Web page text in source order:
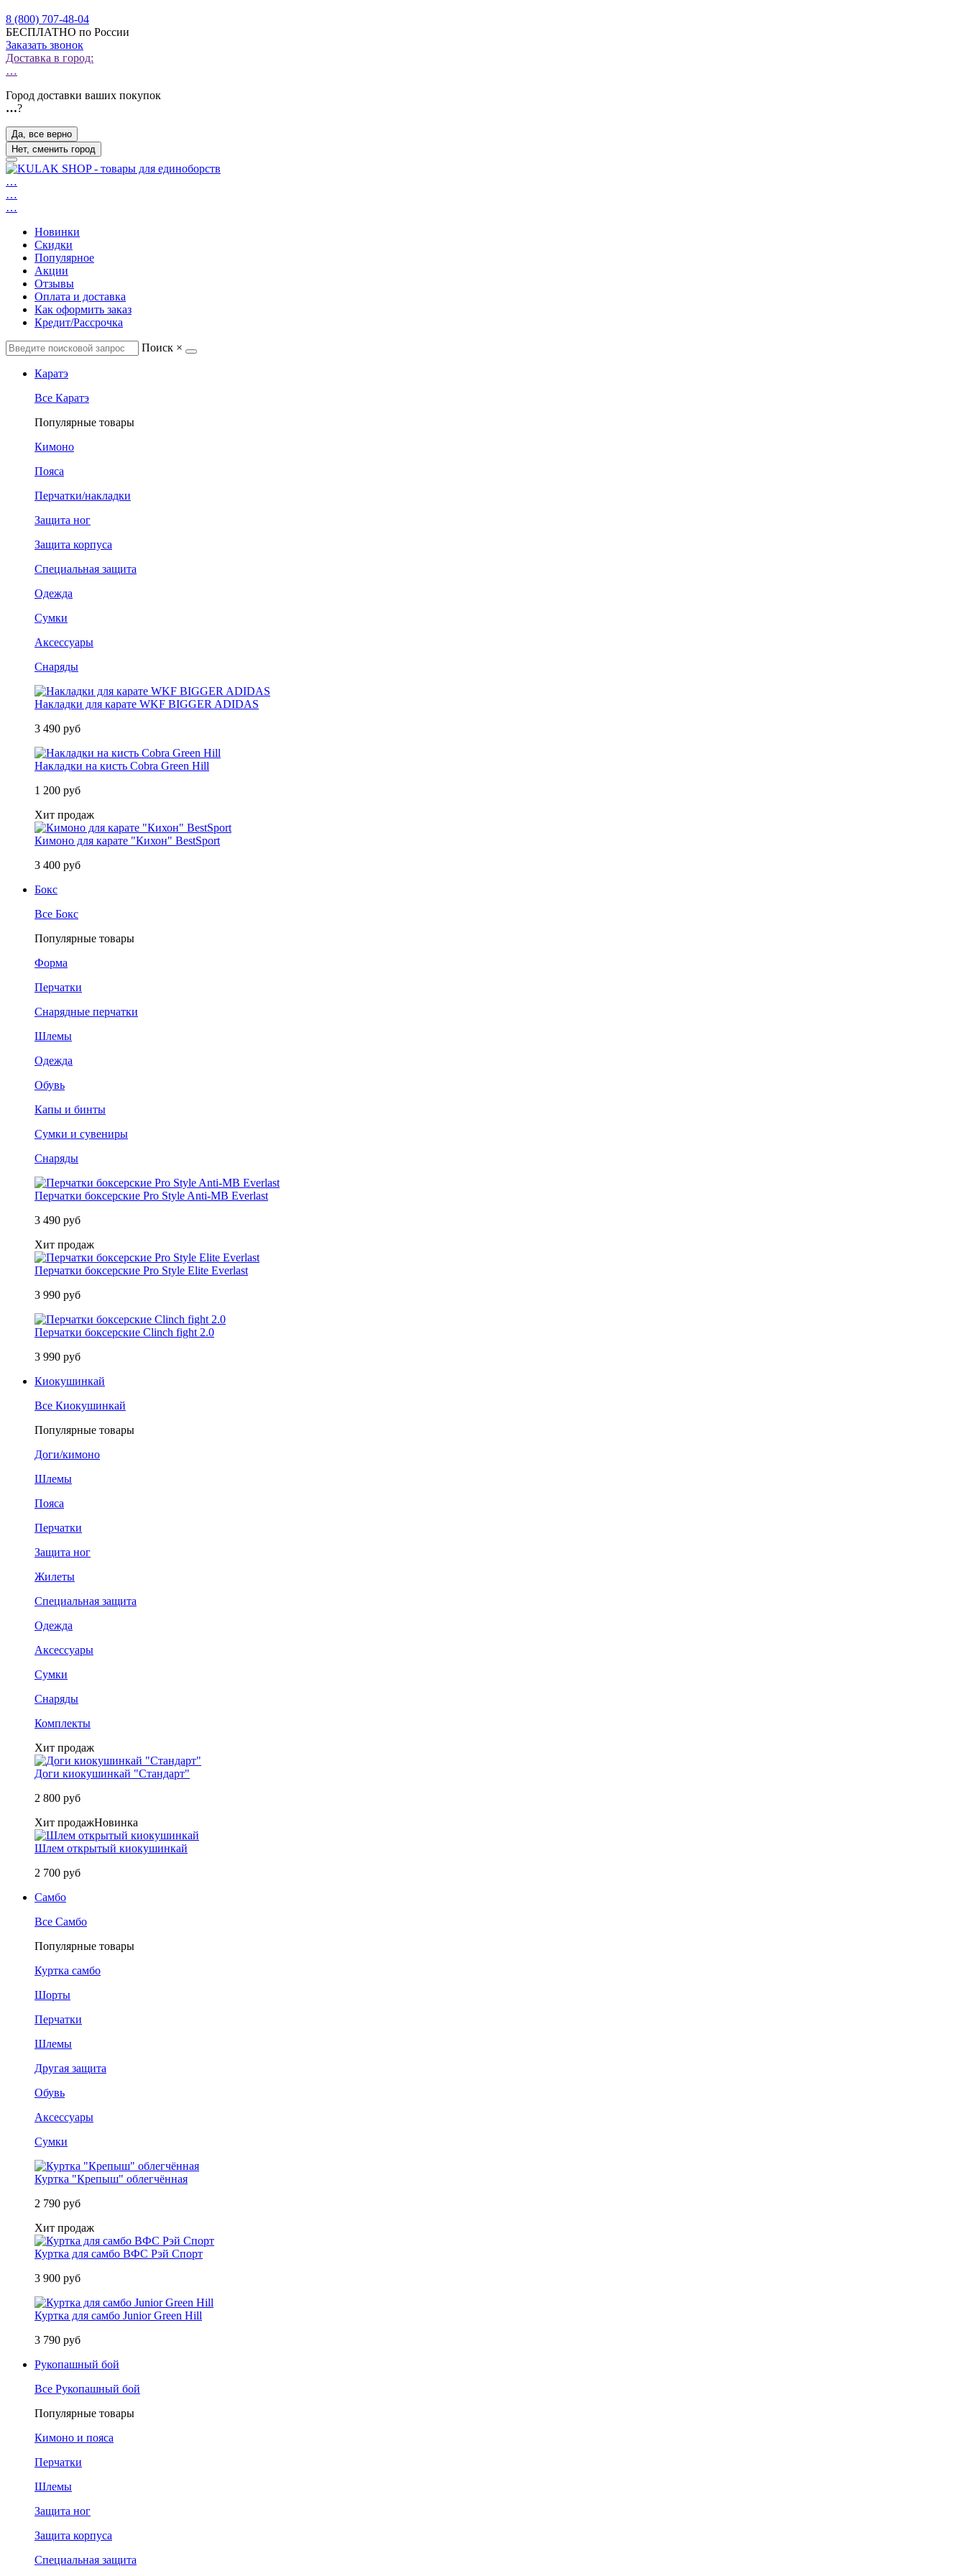
8 (800) 707-48-04
БЕСПЛАТНО по России
Заказать звонок
Доставка в город:
…
Город доставки ваших покупок
…?
Да, все верно
Нет, сменить город
…
…
…
Новинки
Скидки
Популярное
Акции
Отзывы
Оплата и доставка
Как оформить заказ
Кредит/Рассрочка
Поиск ×
Каратэ
Все Каратэ
Популярные товары
Кимоно
Пояса
Перчатки/накладки
Защита ног
Защита корпуса
Специальная защита
Одежда
Сумки
Аксессуары
Снаряды
Накладки для карате WKF BIGGER ADIDAS
3 490 руб
Накладки на кисть Cobra Green Hill
1 200 руб
Хит продаж
Кимоно для карате "Кихон" BestSport
3 400 руб
Бокс
Все Бокс
Популярные товары
Форма
Перчатки
Снарядные перчатки
Шлемы
Одежда
Обувь
Капы и бинты
Сумки и сувениры
Снаряды
Перчатки боксерские Pro Style Anti-MB Everlast
3 490 руб
Хит продаж
Перчатки боксерские Pro Style Elite Everlast
3 990 руб
Перчатки боксерские Clinch fight 2.0
3 990 руб
Киокушинкай
Все Киокушинкай
Популярные товары
Доги/кимоно
Шлемы
Пояса
Перчатки
Защита ног
Жилеты
Специальная защита
Одежда
Аксессуары
Сумки
Снаряды
Комплекты
Хит продаж
Доги киокушинкай "Стандарт"
2 800 руб
Хит продажНовинка
Шлем открытый киокушинкай
2 700 руб
Самбо
Все Самбо
Популярные товары
Куртка самбо
Шорты
Перчатки
Шлемы
Другая защита
Обувь
Аксессуары
Сумки
Куртка "Крепыш" облегчённая
2 790 руб
Хит продаж
Куртка для самбо ВФС Рэй Спорт
3 900 руб
Куртка для самбо Junior Green Hill
3 790 руб
Рукопашный бой
Все Рукопашный бой
Популярные товары
Кимоно и пояса
Перчатки
Шлемы
Защита ног
Защита корпуса
Специальная защита